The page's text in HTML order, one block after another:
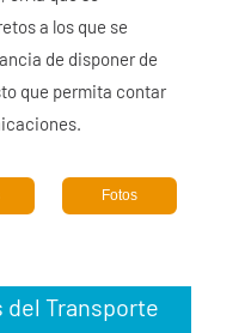
a los que se
de disponer de
que permita contar
Fotos
del Transporte